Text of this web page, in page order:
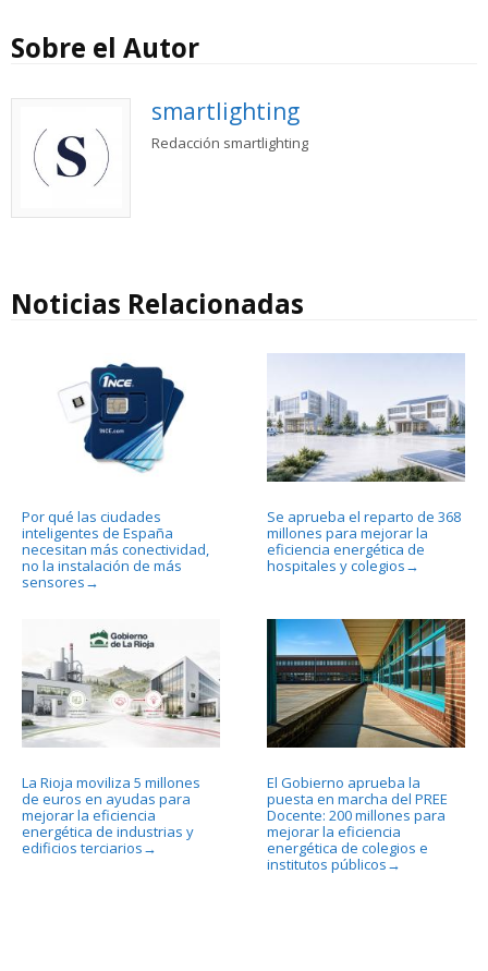
Sobre el Autor
smartlighting
Redacción smartlighting
Noticias Relacionadas
Por qué las ciudades
inteligentes de España
necesitan más conectividad,
no la instalación de más
sensores →
Se aprueba el reparto de 368
millones para mejorar la
eficiencia energética de
hospitales y colegios →
La Rioja moviliza 5 millones
de euros en ayudas para
mejorar la eficiencia
energética de industrias y
edificios terciarios →
El Gobierno aprueba la
puesta en marcha del PREE
Docente: 200 millones para
mejorar la eficiencia
energética de colegios e
institutos públicos →